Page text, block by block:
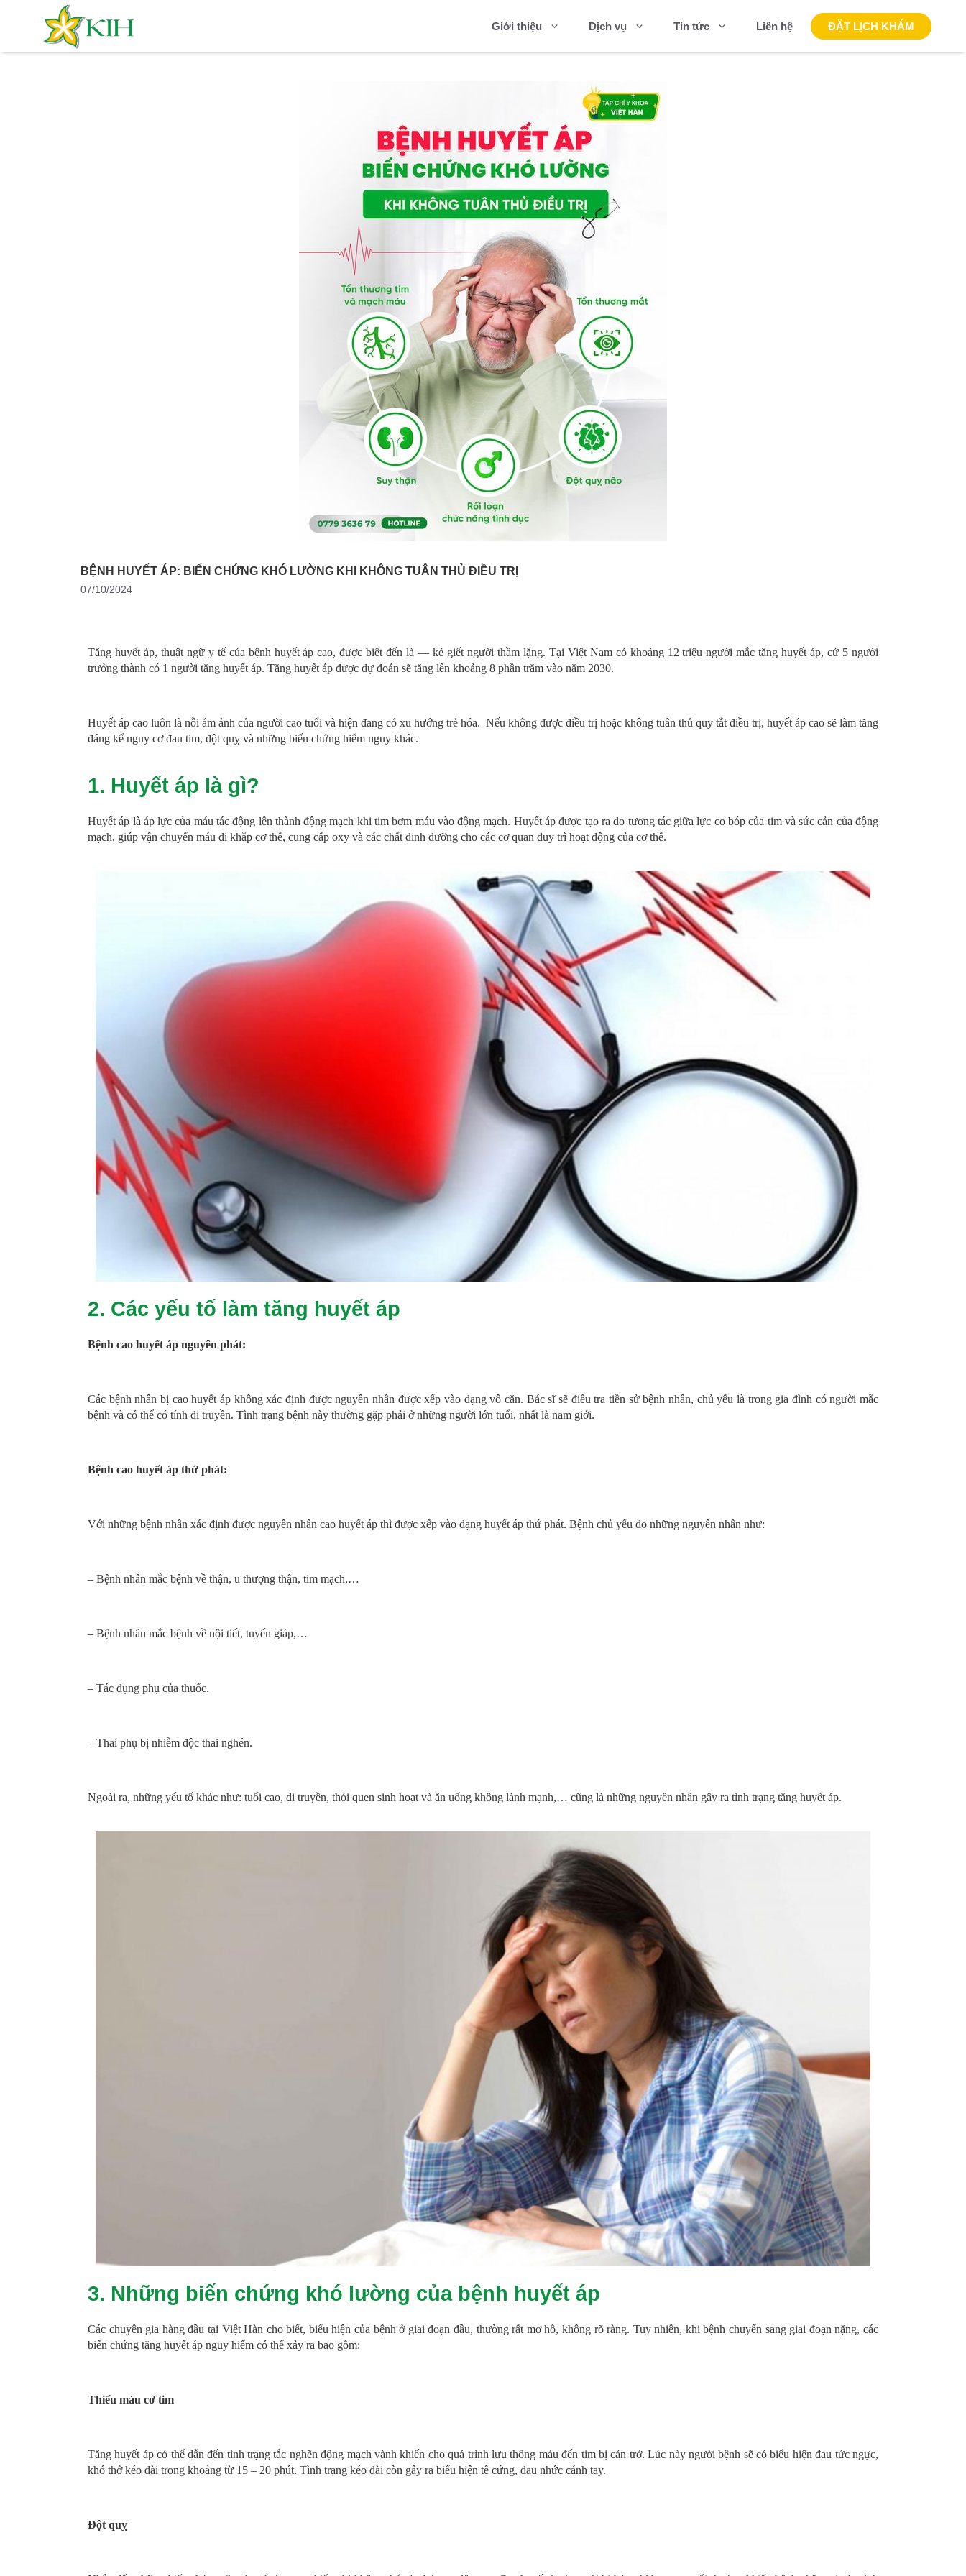
Giới thiệu Dịch vụ Tin tức Liên hệ ĐẶT LỊCH KHÁM
BỆNH HUYẾT ÁP: BIẾN CHỨNG KHÓ LƯỜNG KHI KHÔNG TUÂN THỦ ĐIỀU TRỊ
07/10/2024
Tăng huyết áp, thuật ngữ y tế của bệnh huyết áp cao, được biết đến là ― kẻ giết người thầm lặng. Tại Việt Nam có khoảng 12 triệu người mắc tăng huyết áp, cứ 5 người
trưởng thành có 1 người tăng huyết áp. Tăng huyết áp được dự đoán sẽ tăng lên khoảng 8 phần trăm vào năm 2030.
Huyết áp cao luôn là nỗi ám ảnh của người cao tuổi và hiện đang có xu hướng trẻ hóa. Nếu không được điều trị hoặc không tuân thủ quy tắt điều trị, huyết áp cao sẽ làm tăng
đáng kể nguy cơ đau tim, đột quỵ và những biến chứng hiểm nguy khác.
1. Huyết áp là gì?
Huyết áp là áp lực của máu tác động lên thành động mạch khi tim bơm máu vào động mạch. Huyết áp được tạo ra do tương tác giữa lực co bóp của tim và sức cản của động
mạch, giúp vận chuyển máu đi khắp cơ thể, cung cấp oxy và các chất dinh dưỡng cho các cơ quan duy trì hoạt động của cơ thể.
2. Các yếu tố làm tăng huyết áp
Bệnh cao huyết áp nguyên phát:
Các bệnh nhân bị cao huyết áp không xác định được nguyên nhân được xếp vào dạng vô căn. Bác sĩ sẽ điều tra tiền sử bệnh nhân, chủ yếu là trong gia đình có người mắc
bệnh và có thể có tính di truyền. Tình trạng bệnh này thường gặp phải ở những người lớn tuổi, nhất là nam giới.
Bệnh cao huyết áp thứ phát:
Với những bệnh nhân xác định được nguyên nhân cao huyết áp thì được xếp vào dạng huyết áp thứ phát. Bệnh chủ yếu do những nguyên nhân như:
– Bệnh nhân mắc bệnh về thận, u thượng thận, tim mạch,…
– Bệnh nhân mắc bệnh về nội tiết, tuyến giáp,…
– Tác dụng phụ của thuốc.
– Thai phụ bị nhiễm độc thai nghén.
Ngoài ra, những yếu tố khác như: tuổi cao, di truyền, thói quen sinh hoạt và ăn uống không lành mạnh,… cũng là những nguyên nhân gây ra tình trạng tăng huyết áp.
3. Những biến chứng khó lường của bệnh huyết áp
Các chuyên gia hàng đầu tại Việt Hàn cho biết, biểu hiện của bệnh ở giai đoạn đầu, thường rất mơ hồ, không rõ ràng. Tuy nhiên, khi bệnh chuyển sang giai đoạn nặng, các
biến chứng tăng huyết áp nguy hiểm có thể xảy ra bao gồm:
Thiếu máu cơ tim
Tăng huyết áp có thể dẫn đến tình trạng tắc nghẽn động mạch vành khiến cho quá trình lưu thông máu đến tim bị cản trở. Lúc này người bệnh sẽ có biểu hiện đau tức ngực,
khó thở kéo dài trong khoảng từ 15 – 20 phút. Tình trạng kéo dài còn gây ra biểu hiện tê cứng, đau nhức cánh tay.
Đột quỵ